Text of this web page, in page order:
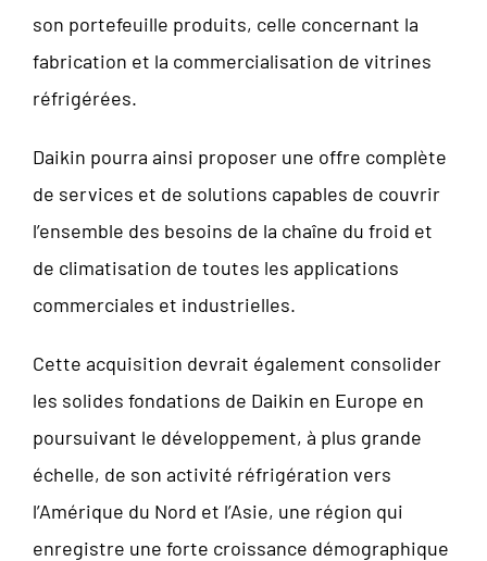
son portefeuille produits, celle concernant la
fabrication et la commercialisation de vitrines
réfrigérées.
Daikin pourra ainsi proposer une offre complète
de services et de solutions capables de couvrir
l’ensemble des besoins de la chaîne du froid et
de climatisation de toutes les applications
commerciales et industrielles.
Cette acquisition devrait également consolider
les solides fondations de Daikin en Europe en
poursuivant le développement, à plus grande
échelle, de son activité réfrigération vers
l’Amérique du Nord et l’Asie, une région qui
enregistre une forte croissance démographique